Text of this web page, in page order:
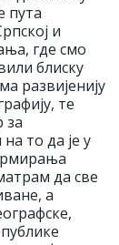
пута
и
где смо
блиску
развијенију
те
за
то да је у
да све
а